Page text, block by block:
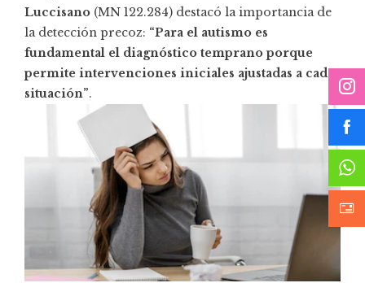
Luccisano (MN 122.284) destacó la importancia de
la detección precoz: “Para el autismo es
fundamental el diagnóstico temprano porque
permite intervenciones iniciales ajustadas a cada
situación”.